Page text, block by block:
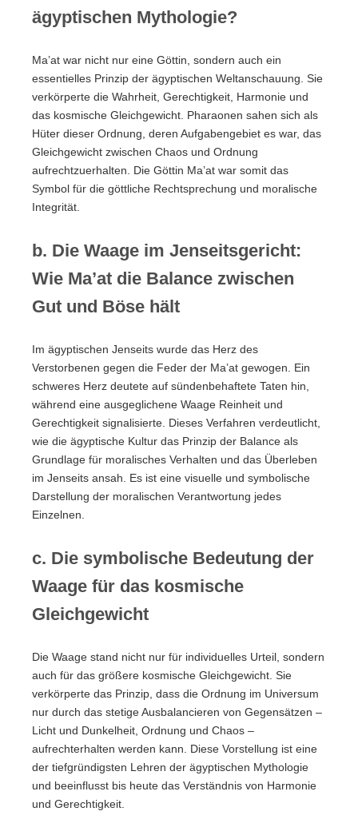
ägyptischen Mythologie?
Ma’at war nicht nur eine Göttin, sondern auch ein
essentielles Prinzip der ägyptischen Weltanschauung. Sie
verkörperte die Wahrheit, Gerechtigkeit, Harmonie und
das kosmische Gleichgewicht. Pharaonen sahen sich als
Hüter dieser Ordnung, deren Aufgabengebiet es war, das
Gleichgewicht zwischen Chaos und Ordnung
aufrechtzuerhalten. Die Göttin Ma’at war somit das
Symbol für die göttliche Rechtsprechung und moralische
Integrität.
b. Die Waage im Jenseitsgericht:
Wie Ma’at die Balance zwischen
Gut und Böse hält
Im ägyptischen Jenseits wurde das Herz des
Verstorbenen gegen die Feder der Ma’at gewogen. Ein
schweres Herz deutete auf sündenbehaftete Taten hin,
während eine ausgeglichene Waage Reinheit und
Gerechtigkeit signalisierte. Dieses Verfahren verdeutlicht,
wie die ägyptische Kultur das Prinzip der Balance als
Grundlage für moralisches Verhalten und das Überleben
im Jenseits ansah. Es ist eine visuelle und symbolische
Darstellung der moralischen Verantwortung jedes
Einzelnen.
c. Die symbolische Bedeutung der
Waage für das kosmische
Gleichgewicht
Die Waage stand nicht nur für individuelles Urteil, sondern
auch für das größere kosmische Gleichgewicht. Sie
verkörperte das Prinzip, dass die Ordnung im Universum
nur durch das stetige Ausbalancieren von Gegensätzen –
Licht und Dunkelheit, Ordnung und Chaos –
aufrechterhalten werden kann. Diese Vorstellung ist eine
der tiefgründigsten Lehren der ägyptischen Mythologie
und beeinflusst bis heute das Verständnis von Harmonie
und Gerechtigkeit.